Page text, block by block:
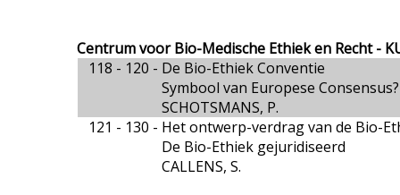
Centrum voor Bio-Medische Ethiek en Recht -
118 - 120 - De Bio-Ethiek Conventie
Symbool van Europese Consensus?
SCHOTSMANS, P.
121 - 130 - Het ontwerp-verdrag van de Bio-
De Bio-Ethiek gejuridiseerd
CALLENS, S.